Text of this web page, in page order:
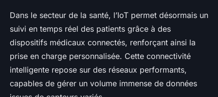
Dans le secteur de la santé, l’IoT permet désormais un
suivi en temps réel des patients grâce à des
dispositifs médicaux connectés, renforçant ainsi la
prise en charge personnalisée. Cette connectivité
intelligente repose sur des réseaux performants,
capables de gérer un volume immense de données